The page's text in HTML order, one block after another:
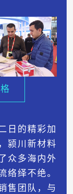
日的精彩加
颍川新材料
众多海内外
络绎不绝。
售团队，与